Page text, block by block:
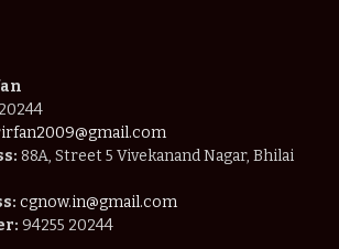
88A, Street 5 Vivekanand Nagar, Bhilai
cgnow.in@gmail.com
94255 20244